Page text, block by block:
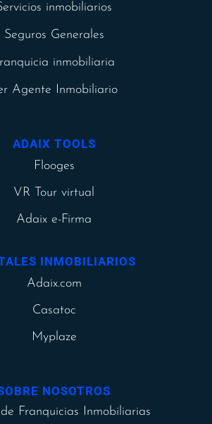
inmobiliarios
Seguros Generales
inmobiliaria
Agente Inmobiliario
ADAIX TOOLS
Flooges
VR Tour virtual
Adaix e-Firma
INMOBILIARIOS
Adaix.com
Casatoc
Myplaze
NOSOTROS
Franquicias Inmobiliarias